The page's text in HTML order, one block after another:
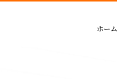
ホーム
三鷹公園通り歯科・矯正歯科
インプラントによる治療